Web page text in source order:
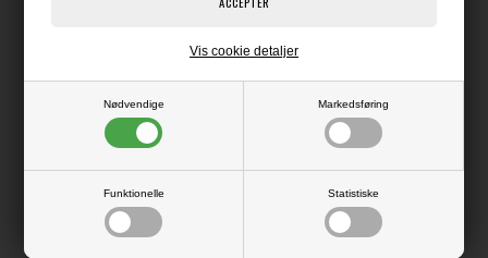
Nødvendige Markedsføring
Funktionelle Statistiske
Vis cookie detaljer
LÆS OG BLIV INSPIRERET
Læs flere artikler...